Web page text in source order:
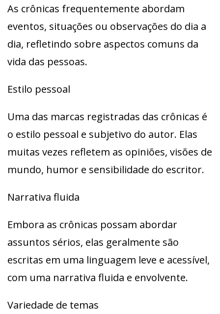
As crônicas frequentemente abordam
eventos, situações ou observações do dia a
dia, refletindo sobre aspectos comuns da
vida das pessoas.
Estilo pessoal
Uma das marcas registradas das crônicas é
o estilo pessoal e subjetivo do autor. Elas
muitas vezes refletem as opiniões, visões de
mundo, humor e sensibilidade do escritor.
Narrativa fluida
Embora as crônicas possam abordar
assuntos sérios, elas geralmente são
escritas em uma linguagem leve e acessível,
com uma narrativa fluida e envolvente.
Variedade de temas